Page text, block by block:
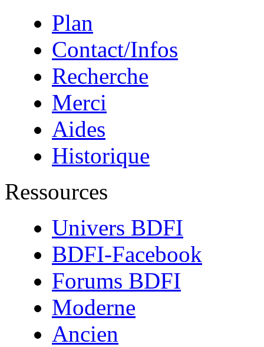
Plan
Contact/Infos
Recherche
Merci
Aides
Historique
Ressources
Univers BDFI
BDFI-Facebook
Forums BDFI
Moderne
Ancien